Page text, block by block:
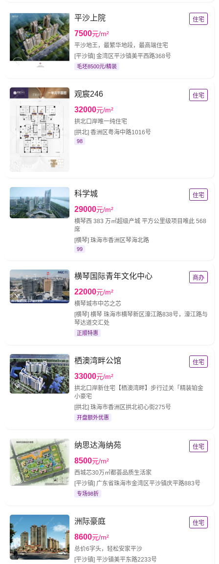
平沙上院 住宅
7500元/m²
平沙地王，最繁华地段，最高端住宅
[平沙镇] 金湾区平沙镇美平西路368号
毛坯8500元/精装
观宸246 住宅
32000元/m²
拱北口岸唯一纯住宅
[拱北] 香洲区粤海中路1016号
98
科学城 住宅
29000元/m²
横琴西 383 万㎡超级产城 平方公里级项目唯此 568
席
[横琴] 珠海市香洲区琴海北路
99
横琴国际青年文化中心 商办
22000元/m²
横琴城市中芯之芯
[横琴] 横琴 珠海市横琴新区濠江路838号，濠江路与
琴达道交汇处
正顺特惠
栖澳湾畔公馆 住宅
33000元/m²
拱北口岸新住宅【栖澳湾畔】步行过关「精装铂金
小豪宅
[拱北] 珠海市香洲区拱北初心街275号
开盘额外优惠
纳思达海纳苑 住宅
8500元/m²
西城芯30万㎡都荟品质生活家
[平沙镇] 广东省珠海市金湾区平沙镇庆平路883号
专场98折
洲际豪庭 住宅
8600元/m²
总价6字头，轻松安家平沙
[平沙镇] 平沙镇美平东路2233号